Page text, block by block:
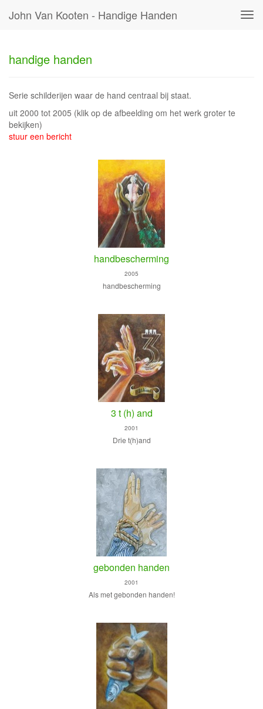
John Van Kooten - Handige Handen
handige handen
Serie schilderijen waar de hand centraal bij staat.
uit 2000 tot 2005 (klik op de afbeelding om het werk groter te
bekijken)
stuur een bericht
handbescherming
2005
handbescherming
3 t (h) and
2001
Drie t(h)and
gebonden handen
2001
Als met gebonden handen!